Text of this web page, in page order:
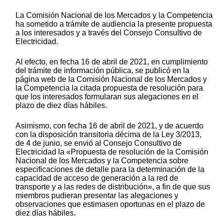
La Comisión Nacional de los Mercados y la Competencia
ha sometido a trámite de audiencia la presente propuesta
a los interesados y a través del Consejo Consultivo de
Electricidad.
Al efecto, en fecha 16 de abril de 2021, en cumplimiento
del trámite de información pública, se publicó en la
página web de la Comisión Nacional de los Mercados y
la Competencia la citada propuesta de resolución para
que los interesados formularan sus alegaciones en el
plazo de diez días hábiles.
Asimismo, con fecha 16 de abril de 2021, y de acuerdo
con la disposición transitoria décima de la Ley 3/2013,
de 4 de junio, se envió al Consejo Consultivo de
Electricidad la «Propuesta de resolución de la Comisión
Nacional de los Mercados y la Competencia sobre
especificaciones de detalle para la determinación de la
capacidad de acceso de generación a la red de
transporte y a las redes de distribución», a fin de que sus
miembros pudieran presentar las alegaciones y
observaciones que estimasen oportunas en el plazo de
diez días hábiles.